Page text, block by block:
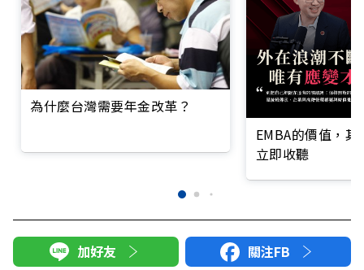
為什麼台灣需要年金改革？
EMBA的價值，
立即收聽
加好友 關注FB